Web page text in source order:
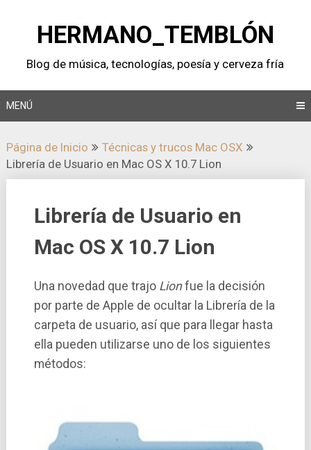
contenidoHERMANO_TEMBLÓN
Blog de música, tecnologí­as, poesí­a y cerveza frí­a
MENÚ
Página de Inicio
Técnicas y trucos Mac OSX
Librerí­a de Usuario en Mac OS X 10.7 Lion
Librerí­a de Usuario en
Mac OS X 10.7 Lion
Una novedad que trajo Lionfue la decisión
por parte de Apple de ocultar la Librerí­a de la
carpeta de usuario, así­ que para llegar hasta
ella pueden utilizarse uno de los siguientes
métodos: